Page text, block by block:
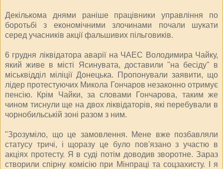
Декількома днями раніше працівники управління по
боротьбі з економічними злочинами почали шукати
серед учасників акції фальшивих пільговиків.
6 грудня ліквідатора аварії на ЧАЕС Володимира Чайку,
який живе в місті Ясинувата, доставили "на бесіду" в
міськвідділ міліції Донецька. Пропонували заявити, що
лідер протестуючих Микола Гончаров незаконно отримує
пенсію. Крім Чайки, за словами Гончарова, таким же
чином тиснули ще на двох ліквідаторів, які перебували в
чорнобильській зоні разом з ним.
"Зрозуміло, що це замовлення. Мене вже позбавляли
статусу тричі, і щоразу це було пов'язано з участю в
акціях протесту. Я в суді потім доводив зворотне. Зараз
створили спірну комісію при Мінпраці та соцзахисту. І я